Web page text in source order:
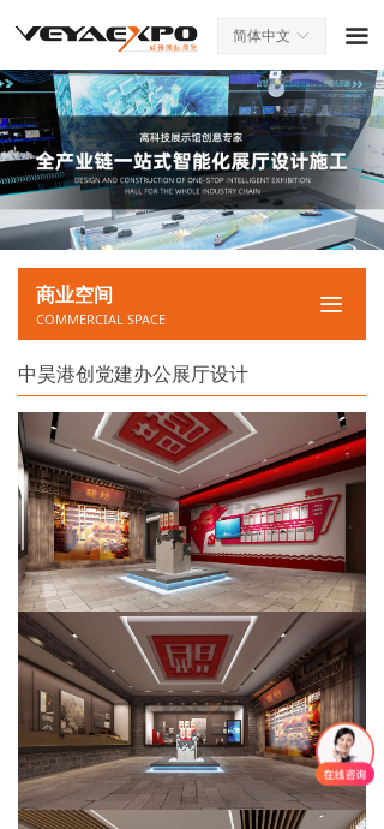
ꀅ
简体中文 끀
끀
商业空间
COMMERCIAL SPACE
中昊港创党建办公展厅设计